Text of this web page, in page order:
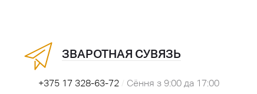
ЗВАРОТНАЯ СУВЯЗЬ
+375 17 328-63-72 / Сёння з 9:00 да 17:00